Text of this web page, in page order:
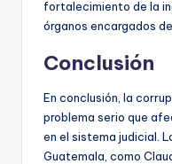
fortalecimiento de la
órganos encargados
Conclusión
En conclusión, la
problema serio que
en el sistema judicial.
Guatemala, como